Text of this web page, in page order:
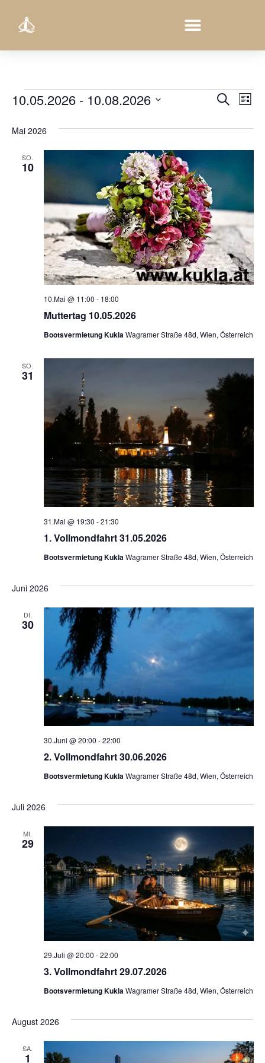
und
SucheListe
10.05.2026 - 10.08.2026
Mai 2026
SO.
10
Muttertag 10.05.2026
10.Mai @ 11:00 - 18:00
Bootsvermietung KuklaWagramer Straße 48d, Wien, Österreich
SO.
31
1. Vollmondfahrt 31.05.2026
31.Mai @ 19:30 -21:30
Bootsvermietung KuklaWagramer Straße 48d, Wien, Österreich
Juni 2026
DI.
30
2. Vollmondfahrt 30.06.2026
30.Juni @ 20:00 -22:00
Bootsvermietung KuklaWagramer Straße 48d, Wien, Österreich
Juli 2026
MI.
29
3. Vollmondfahrt 29.07.2026
29.Juli @ 20:00 -22:00
Bootsvermietung KuklaWagramer Straße 48d, Wien, Österreich
August 2026
SA.
1